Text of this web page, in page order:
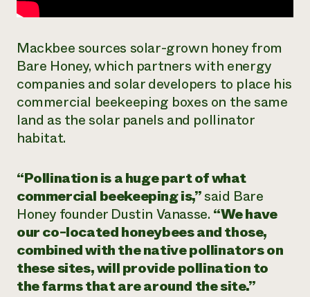
Mackbee sources solar-grown honey from
Bare Honey, which partners with energy
companies and solar developers to place his
commercial beekeeping boxes on the same
land as the solar panels and pollinator
habitat.
“Pollination is a huge part of what
commercial beekeeping is,”said Bare
Honey founder Dustin Vanasse. “We have
our co-located honeybees and those,
combined with the native pollinators on
these sites, will provide pollination to
the farms that are around the site.”